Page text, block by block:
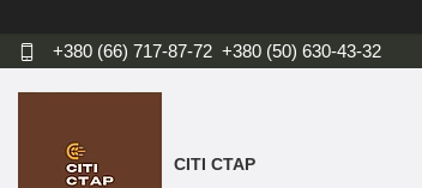
+380 (66) 717-87-72 +380 (50) 630-43-32
СІТІ СТАР